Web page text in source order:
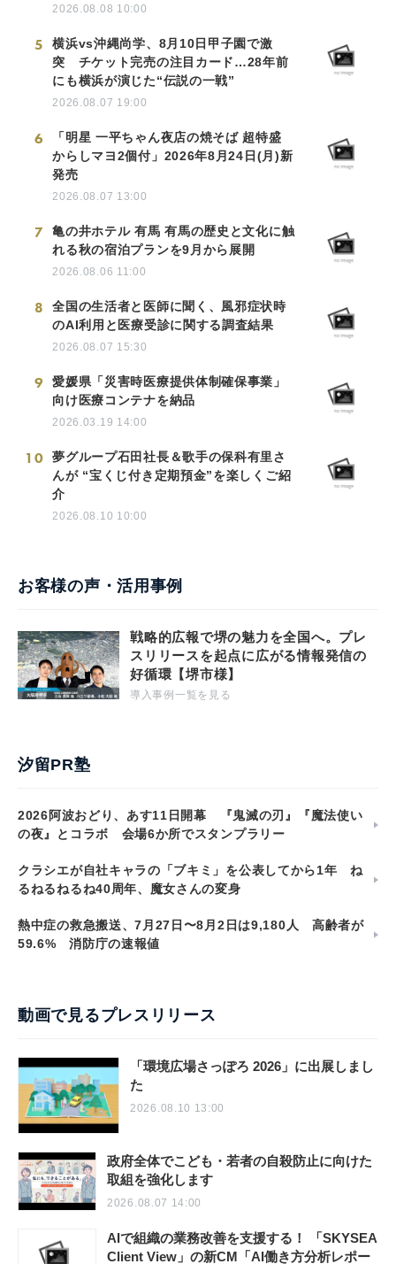
2026.08.08 10:00
5
横浜vs沖縄尚学、8月10日甲子園で激
突 チケット完売の注目カード…28年前
にも横浜が演じた“伝説の一戦”
2026.08.07 19:00
6
「明星 一平ちゃん夜店の焼そば 超特盛
からしマヨ2個付」2026年8月24日(月)新
発売
2026.08.07 13:00
7
亀の井ホテル 有馬 有馬の歴史と文化に触
れる秋の宿泊プランを9月から展開
2026.08.06 11:00
8
全国の生活者と医師に聞く、風邪症状時
のAI利用と医療受診に関する調査結果
2026.08.07 15:30
9
愛媛県「災害時医療提供体制確保事業」
向け医療コンテナを納品
2026.03.19 14:00
10
夢グループ石田社長＆歌手の保科有里さ
んが “宝くじ付き定期預金”を楽しくご紹
介
2026.08.10 10:00
お客様の声・活用事例
戦略的広報で堺の魅力を全国へ。プレ
スリリースを起点に広がる情報発信の
好循環【堺市様】
導入事例一覧を見る
汐留PR塾
2026阿波おどり、あす11日開幕 『鬼滅の刃』『魔法使い
の夜』とコラボ 会場6か所でスタンプラリー
クラシエが自社キャラの「ブキミ」を公表してから1年 ね
るねるねるね40周年、魔女さんの変身
熱中症の救急搬送、7月27日〜8月2日は9,180人 高齢者が
59.6% 消防庁の速報値
動画で見るプレスリリース
「環境広場さっぽろ 2026」に出展しまし
た
2026.08.10 13:00
政府全体でこども・若者の自殺防止に向けた
取組を強化します
2026.08.07 14:00
AIで組織の業務改善を支援する！ 「SKYSEA
Client View」の新CM「AI働き方分析レポー